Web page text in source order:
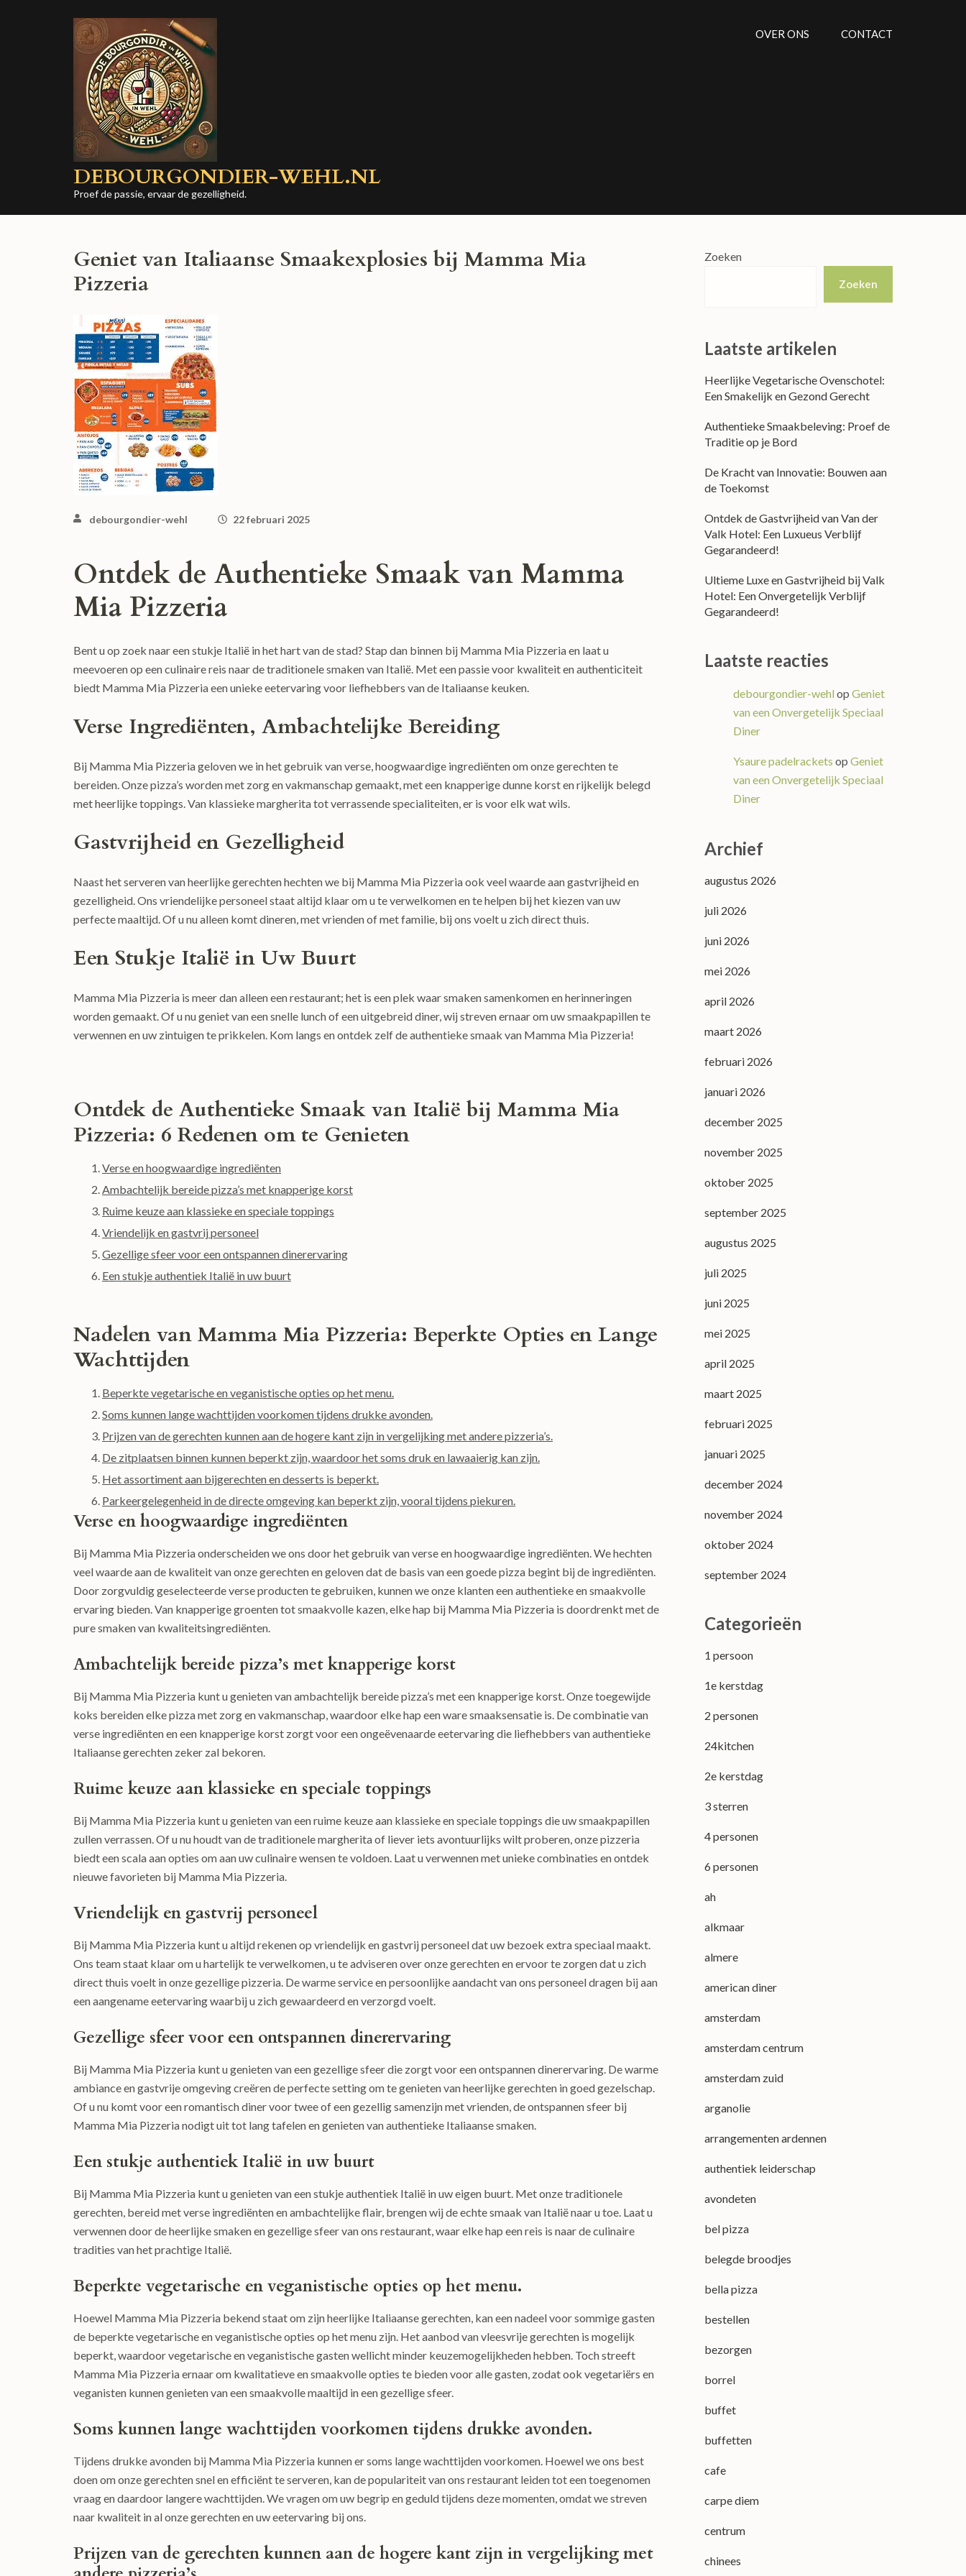
DEBOURGONDIER-WEHL.NL
Proef de passie, ervaar de gezelligheid.
OVER ONS CONTACT
Geniet van Italiaanse Smaakexplosies bij Mamma Mia
Pizzeria
debourgondier-wehl 22 februari 2025
Ontdek de Authentieke Smaak van Mamma
Mia Pizzeria
Bent u op zoek naar een stukje Italië in het hart van de stad? Stap dan binnen bij Mamma Mia Pizzeria en laat u
meevoeren op een culinaire reis naar de traditionele smaken van Italië. Met een passie voor kwaliteit en authenticiteit
biedt Mamma Mia Pizzeria een unieke eetervaring voor liefhebbers van de Italiaanse keuken.
Verse Ingrediënten, Ambachtelijke Bereiding
Bij Mamma Mia Pizzeria geloven we in het gebruik van verse, hoogwaardige ingrediënten om onze gerechten te
bereiden. Onze pizza’s worden met zorg en vakmanschap gemaakt, met een knapperige dunne korst en rijkelijk belegd
met heerlijke toppings. Van klassieke margherita tot verrassende specialiteiten, er is voor elk wat wils.
Gastvrijheid en Gezelligheid
Naast het serveren van heerlijke gerechten hechten we bij Mamma Mia Pizzeria ook veel waarde aan gastvrijheid en
gezelligheid. Ons vriendelijke personeel staat altijd klaar om u te verwelkomen en te helpen bij het kiezen van uw
perfecte maaltijd. Of u nu alleen komt dineren, met vrienden of met familie, bij ons voelt u zich direct thuis.
Een Stukje Italië in Uw Buurt
Mamma Mia Pizzeria is meer dan alleen een restaurant; het is een plek waar smaken samenkomen en herinneringen
worden gemaakt. Of u nu geniet van een snelle lunch of een uitgebreid diner, wij streven ernaar om uw smaakpapillen te
verwennen en uw zintuigen te prikkelen. Kom langs en ontdek zelf de authentieke smaak van Mamma Mia Pizzeria!
Ontdek de Authentieke Smaak van Italië bij Mamma Mia
Pizzeria: 6 Redenen om te Genieten
Verse en hoogwaardige ingrediënten
Ambachtelijk bereide pizza’s met knapperige korst
Ruime keuze aan klassieke en speciale toppings
Vriendelijk en gastvrij personeel
Gezellige sfeer voor een ontspannen dinerervaring
Een stukje authentiek Italië in uw buurt
Nadelen van Mamma Mia Pizzeria: Beperkte Opties en Lange
Wachttijden
Beperkte vegetarische en veganistische opties op het menu.
Soms kunnen lange wachttijden voorkomen tijdens drukke avonden.
Prijzen van de gerechten kunnen aan de hogere kant zijn in vergelijking met andere pizzeria’s.
De zitplaatsen binnen kunnen beperkt zijn, waardoor het soms druk en lawaaierig kan zijn.
Het assortiment aan bijgerechten en desserts is beperkt.
Parkeergelegenheid in de directe omgeving kan beperkt zijn, vooral tijdens piekuren.
Verse en hoogwaardige ingrediënten
Bij Mamma Mia Pizzeria onderscheiden we ons door het gebruik van verse en hoogwaardige ingrediënten. We hechten
veel waarde aan de kwaliteit van onze gerechten en geloven dat de basis van een goede pizza begint bij de ingrediënten.
Door zorgvuldig geselecteerde verse producten te gebruiken, kunnen we onze klanten een authentieke en smaakvolle
ervaring bieden. Van knapperige groenten tot smaakvolle kazen, elke hap bij Mamma Mia Pizzeria is doordrenkt met de
pure smaken van kwaliteitsingrediënten.
Ambachtelijk bereide pizza’s met knapperige korst
Bij Mamma Mia Pizzeria kunt u genieten van ambachtelijk bereide pizza’s met een knapperige korst. Onze toegewijde
koks bereiden elke pizza met zorg en vakmanschap, waardoor elke hap een ware smaaksensatie is. De combinatie van
verse ingrediënten en een knapperige korst zorgt voor een ongeëvenaarde eetervaring die liefhebbers van authentieke
Italiaanse gerechten zeker zal bekoren.
Ruime keuze aan klassieke en speciale toppings
Bij Mamma Mia Pizzeria kunt u genieten van een ruime keuze aan klassieke en speciale toppings die uw smaakpapillen
zullen verrassen. Of u nu houdt van de traditionele margherita of liever iets avontuurlijks wilt proberen, onze pizzeria
biedt een scala aan opties om aan uw culinaire wensen te voldoen. Laat u verwennen met unieke combinaties en ontdek
nieuwe favorieten bij Mamma Mia Pizzeria.
Vriendelijk en gastvrij personeel
Bij Mamma Mia Pizzeria kunt u altijd rekenen op vriendelijk en gastvrij personeel dat uw bezoek extra speciaal maakt.
Ons team staat klaar om u hartelijk te verwelkomen, u te adviseren over onze gerechten en ervoor te zorgen dat u zich
direct thuis voelt in onze gezellige pizzeria. De warme service en persoonlijke aandacht van ons personeel dragen bij aan
een aangename eetervaring waarbij u zich gewaardeerd en verzorgd voelt.
Gezellige sfeer voor een ontspannen dinerervaring
Bij Mamma Mia Pizzeria kunt u genieten van een gezellige sfeer die zorgt voor een ontspannen dinerervaring. De warme
ambiance en gastvrije omgeving creëren de perfecte setting om te genieten van heerlijke gerechten in goed gezelschap.
Of u nu komt voor een romantisch diner voor twee of een gezellig samenzijn met vrienden, de ontspannen sfeer bij
Mamma Mia Pizzeria nodigt uit tot lang tafelen en genieten van authentieke Italiaanse smaken.
Een stukje authentiek Italië in uw buurt
Bij Mamma Mia Pizzeria kunt u genieten van een stukje authentiek Italië in uw eigen buurt. Met onze traditionele
gerechten, bereid met verse ingrediënten en ambachtelijke flair, brengen wij de echte smaak van Italië naar u toe. Laat u
verwennen door de heerlijke smaken en gezellige sfeer van ons restaurant, waar elke hap een reis is naar de culinaire
tradities van het prachtige Italië.
Beperkte vegetarische en veganistische opties op het menu.
Hoewel Mamma Mia Pizzeria bekend staat om zijn heerlijke Italiaanse gerechten, kan een nadeel voor sommige gasten
de beperkte vegetarische en veganistische opties op het menu zijn. Het aanbod van vleesvrije gerechten is mogelijk
beperkt, waardoor vegetarische en veganistische gasten wellicht minder keuzemogelijkheden hebben. Toch streeft
Mamma Mia Pizzeria ernaar om kwalitatieve en smaakvolle opties te bieden voor alle gasten, zodat ook vegetariërs en
veganisten kunnen genieten van een smaakvolle maaltijd in een gezellige sfeer.
Soms kunnen lange wachttijden voorkomen tijdens drukke avonden.
Tijdens drukke avonden bij Mamma Mia Pizzeria kunnen er soms lange wachttijden voorkomen. Hoewel we ons best
doen om onze gerechten snel en efficiënt te serveren, kan de populariteit van ons restaurant leiden tot een toegenomen
vraag en daardoor langere wachttijden. We vragen om uw begrip en geduld tijdens deze momenten, omdat we streven
naar kwaliteit in al onze gerechten en uw eetervaring bij ons.
Prijzen van de gerechten kunnen aan de hogere kant zijn in vergelijking met
Zoeken
Zoeken
Laatste artikelen
Heerlijke Vegetarische Ovenschotel:
Een Smakelijk en Gezond Gerecht
Authentieke Smaakbeleving: Proef de
Traditie op je Bord
De Kracht van Innovatie: Bouwen aan
de Toekomst
Ontdek de Gastvrijheid van Van der
Valk Hotel: Een Luxueus Verblijf
Gegarandeerd!
Ultieme Luxe en Gastvrijheid bij Valk
Hotel: Een Onvergetelijk Verblijf
Gegarandeerd!
Laatste reacties
debourgondier-wehl op Geniet
van een Onvergetelijk Speciaal
Diner
Ysaure padelrackets op Geniet
van een Onvergetelijk Speciaal
Diner
Archief
augustus 2026
juli 2026
juni 2026
mei 2026
april 2026
maart 2026
februari 2026
januari 2026
december 2025
november 2025
oktober 2025
september 2025
augustus 2025
juli 2025
juni 2025
mei 2025
april 2025
maart 2025
februari 2025
januari 2025
december 2024
november 2024
oktober 2024
september 2024
Categorieën
1 persoon
1e kerstdag
2 personen
24kitchen
2e kerstdag
3 sterren
4 personen
6 personen
ah
alkmaar
almere
american diner
amsterdam
amsterdam centrum
amsterdam zuid
arganolie
arrangementen ardennen
authentiek leiderschap
avondeten
bel pizza
belegde broodjes
bella pizza
bestellen
bezorgen
borrel
buffet
buffetten
cafe
carpe diem
centrum
chinees